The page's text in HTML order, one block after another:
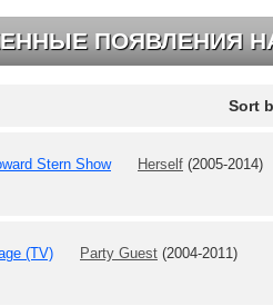
ПОЯВЛЕНИЯ
Sort
Stern Show Herself (2005-2014)
(TV) Party Guest (2004-2011)